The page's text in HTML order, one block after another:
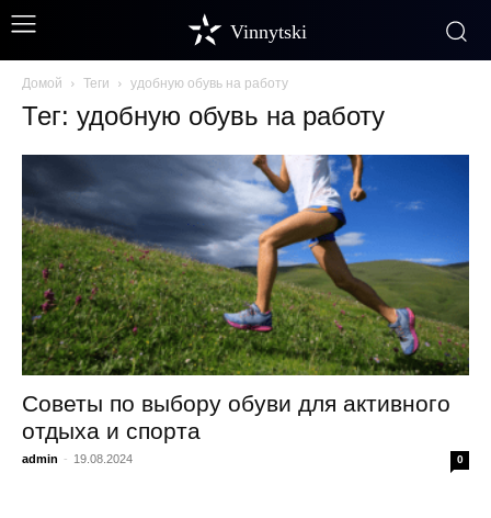
Vinnytski
Домой Теги удобную обувь на работу
Тег: удобную обувь на работу
Советы по выбору обуви для активного
отдыха и спорта
admin - 19.08.2024 0